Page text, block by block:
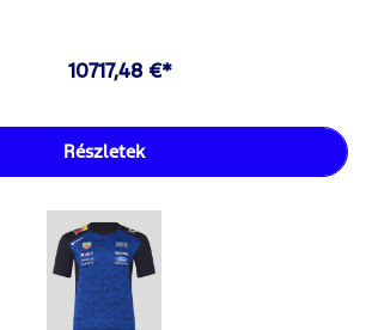
10717,48 €*
Részletek